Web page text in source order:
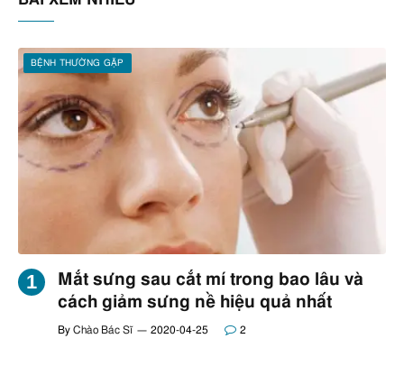
BỆNH THƯỜNG GẶP
Mắt sưng sau cắt mí trong bao lâu và
cách giảm sưng nề hiệu quả nhất
By Chào Bác Sĩ 2020-04-25 2